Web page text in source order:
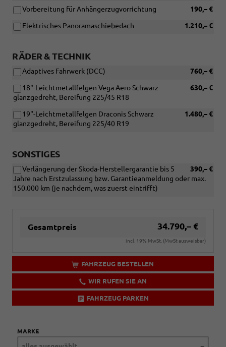
Infotainment-
Premium)
190,– €
Vorbereitung für Anhängerzugvorrichtung
1.210,– €
Elektrisches Panoramaschiebedach
RÄDER & TECHNIK
760,– €
Adaptives Fahrwerk (DCC)
630,– €
18"-Leichtmetallfelgen Vega Aero Schwarz
glanzgedreht, Bereifung 225/45 R18
1.480,– €
19"-Leichtmetallfelgen Draconis Schwarz
glanzgedreht, Bereifung 225/40 R19
SONSTIGES
390,– €
Verlängerung der Skoda-Herstellergarantie bis 5
Jahre nach Erstzulassung bzw. Garantieanmeldung oder max.
150.000 km (je nachdem, was zuerst eintrifft)
Gesamtpreis 34.790,– €
incl. 19% MwSt. (MwSt ausweisbar)
FAHRZEUG BESTELLEN
WIR RUFEN SIE AN
FAHRZEUG PARKEN
MARKE